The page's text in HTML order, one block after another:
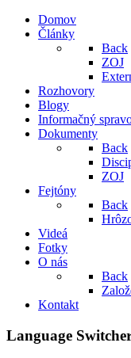
Domov
Články
Back
ZOJ
Rozhovory
Blogy
Informačný
Dokumenty
Back
ZOJ
Fejtóny
Back
Videá
Fotky
O nás
Back
Kontakt
Language